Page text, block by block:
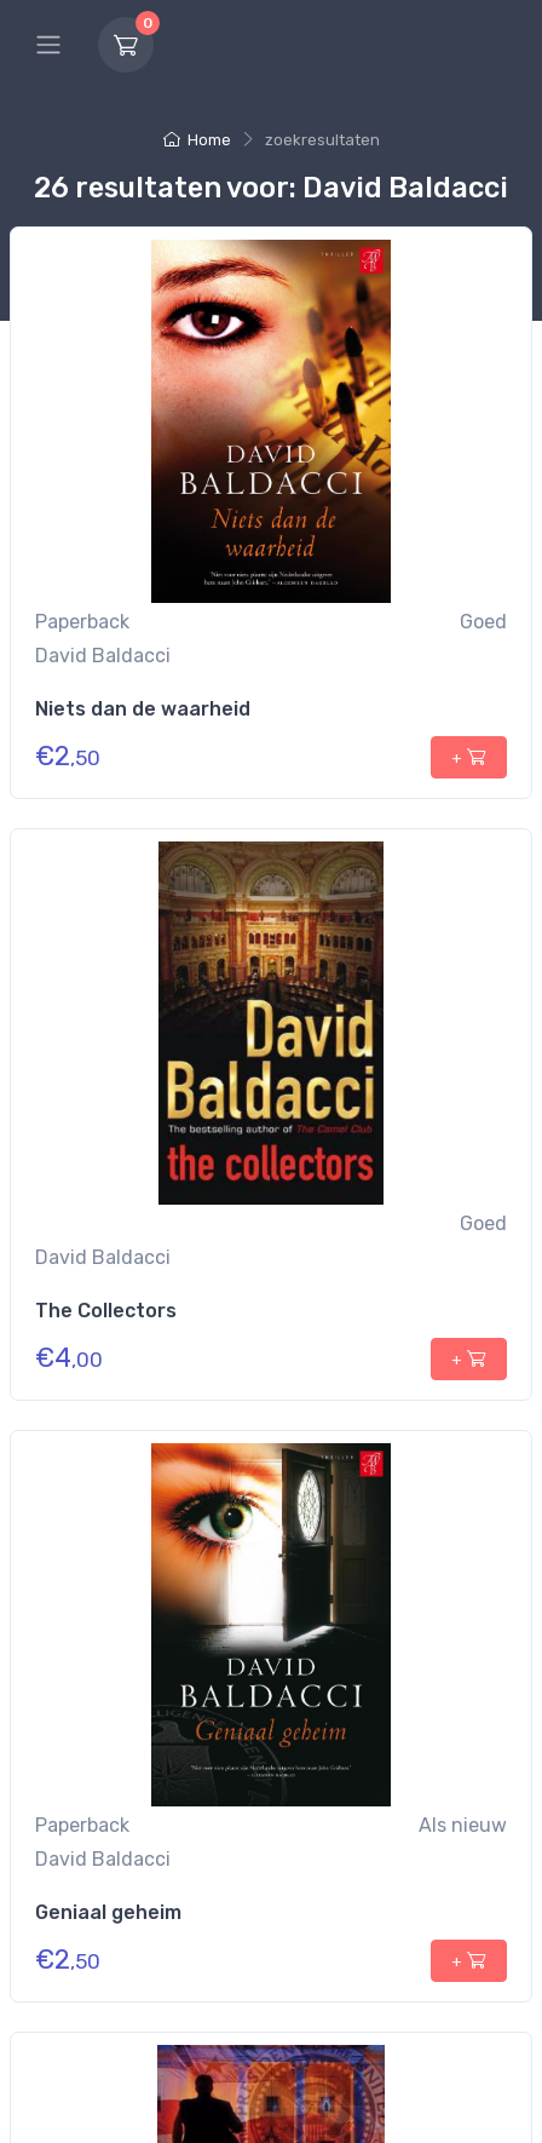
0
Home zoekresultaten
26 resultaten voor: David Baldacci
Paperback
Goed
David Baldacci
Niets dan de waarheid
€2,50 +
Goed
David Baldacci
The Collectors
€4,00 +
Paperback
Als nieuw
David Baldacci
Geniaal geheim
€2,50 +